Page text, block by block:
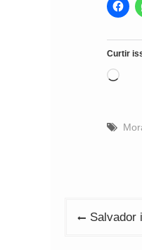
Curtir
Salvador